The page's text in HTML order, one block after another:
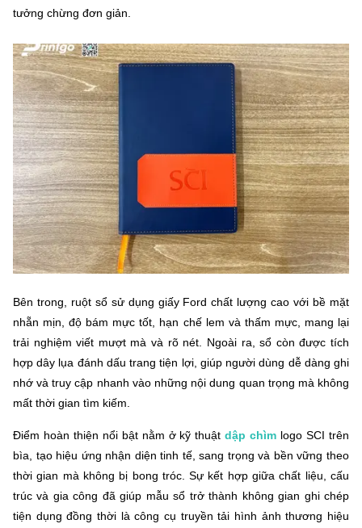
tưởng chừng đơn giản.
Bên trong, ruột sổ sử dụng giấy Ford chất lượng cao với bề mặt
nhẵn mịn, độ bám mực tốt, hạn chế lem và thấm mực, mang lại
trải nghiệm viết mượt mà và rõ nét. Ngoài ra, sổ còn được tích
hợp dây lụa đánh dấu trang tiện lợi, giúp người dùng dễ dàng ghi
nhớ và truy cập nhanh vào những nội dung quan trọng mà không
mất thời gian tìm kiếm.
Điểm hoàn thiện nổi bật nằm ở kỹ thuậtdập chìm logo SCI trên
bìa, tạo hiệu ứng nhận diện tinh tế, sang trọng và bền vững theo
thời gian mà không bị bong tróc. Sự kết hợp giữa chất liệu, cấu
trúc và gia công đã giúp mẫu sổ trở thành không gian ghi chép
tiện dụng đồng thời là công cụ truyền tải hình ảnh thương hiệu